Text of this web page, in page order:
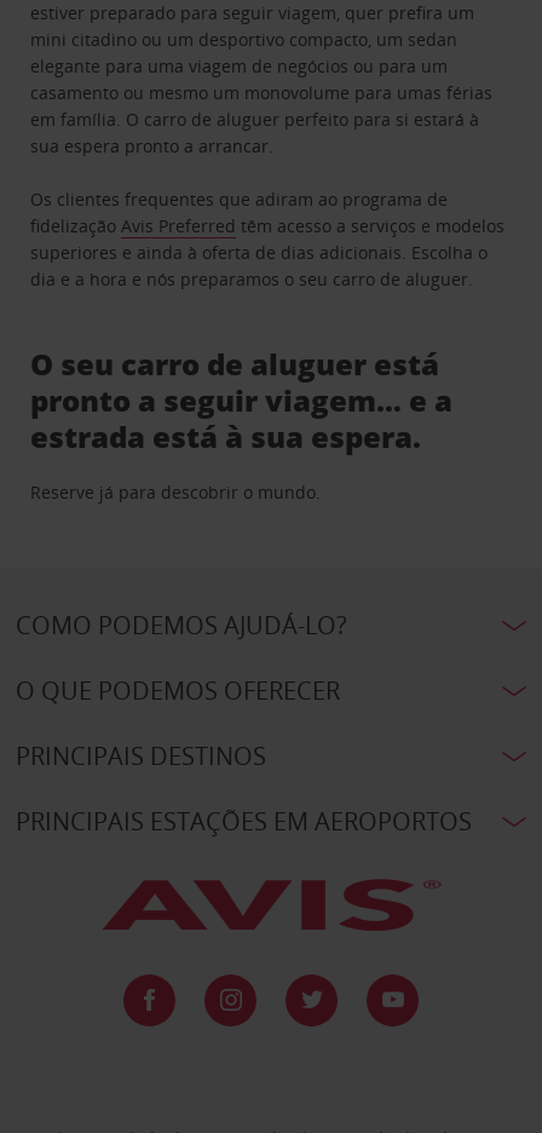
estiver preparado para seguir viagem, quer prefira um
mini citadino ou um desportivo compacto, um sedan
elegante para uma viagem de negócios ou para um
casamento ou mesmo um monovolume para umas férias
em família. O carro de aluguer perfeito para si estará à
sua espera pronto a arrancar.
Os clientes frequentes que adiram ao programa de
fidelizaçãoAvis Preferred têm acesso a serviços e modelos
superiores e ainda à oferta de dias adicionais. Escolha o
dia e a hora e nós preparamos o seu carro de aluguer.
O seu carro de aluguer está
pronto a seguir viagem… e a
estrada está à sua espera.
Reserve já para descobrir o mundo.
COMO PODEMOS AJUDÁ-LO?
O QUE PODEMOS OFERECER
PRINCIPAIS DESTINOS
PRINCIPAIS ESTAÇÕES EM AEROPORTOS